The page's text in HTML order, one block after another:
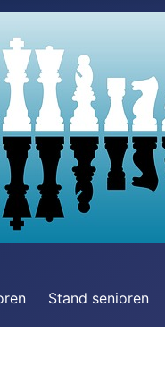
Stand senioren